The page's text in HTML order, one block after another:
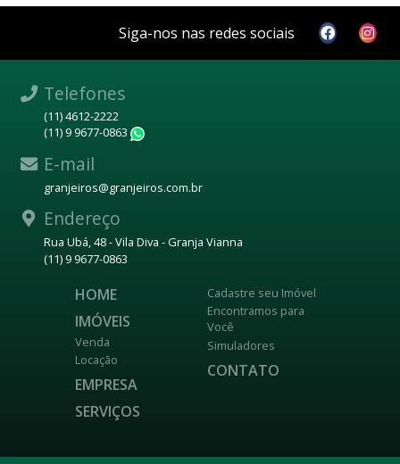
Siga-nos nas redes sociais
Telefones
(11) 4612-2222
(11) 9 9677-0863
E-mail
granjeiros@granjeiros.com.br
Endereço
Rua Ubá, 48 - Vila Diva - Granja Vianna
(11) 9 9677-0863
HOME
IMÓVEIS
Venda
Locação
EMPRESA
SERVIÇOS
Cadastre seu Imóvel
Encontramos para
Você
Simuladores
CONTATO